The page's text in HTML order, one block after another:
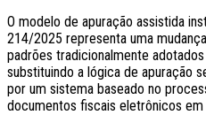
O modelo de apuração assistida
214/2025 representa uma
padrões tradicionalmente
substituindo a lógica de apuração
por um sistema baseado no
documentos fiscais eletrônicos em